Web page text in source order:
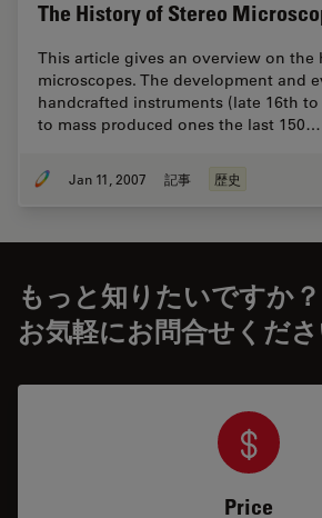
The History of Stereo
This article gives an overview on the
microscopes. The development and
handcrafted instruments (late 16th
to mass produced ones the last 150…
Jan 11, 2007 記事 歴史
もっと知りたいですか？
お気軽にお問合せくだ
Price